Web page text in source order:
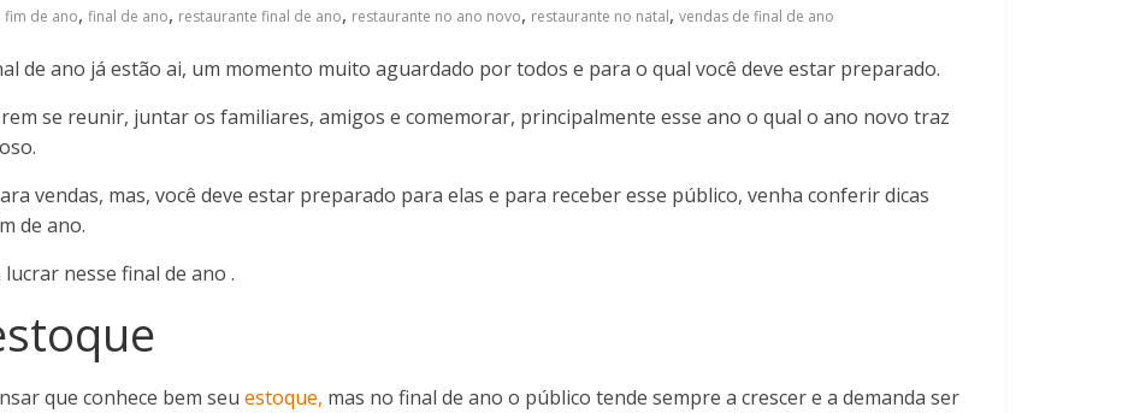
fim de ano, final de ano, restaurante final de ano, restaurante no ano novo, restaurante no natal, vendas de final de ano
de ano já estão ai, um momento muito aguardado por todos e para o qual você deve estar preparado.
se reunir, juntar os familiares, amigos e comemorar, principalmente esse ano o qual o ano novo traz
vendas, mas, você deve estar preparado para elas e para receber esse público, venha conferir dicas
de ano.
nesse final de ano .
que conhece bem seu estoque, mas no final de ano o público tende sempre a crescer e a demanda ser